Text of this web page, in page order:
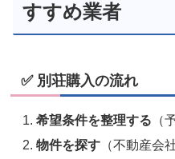
すすめ業者
✅ 別荘購入の流れ
希望条件を整理する （
物件を探す （不動産会